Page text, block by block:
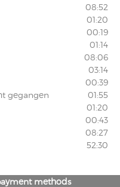
08:52
01:20
00:19
01:14
08:06
03:14
00:39
gegangen
01:55
01:20
00:43
08:27
52:30
methods